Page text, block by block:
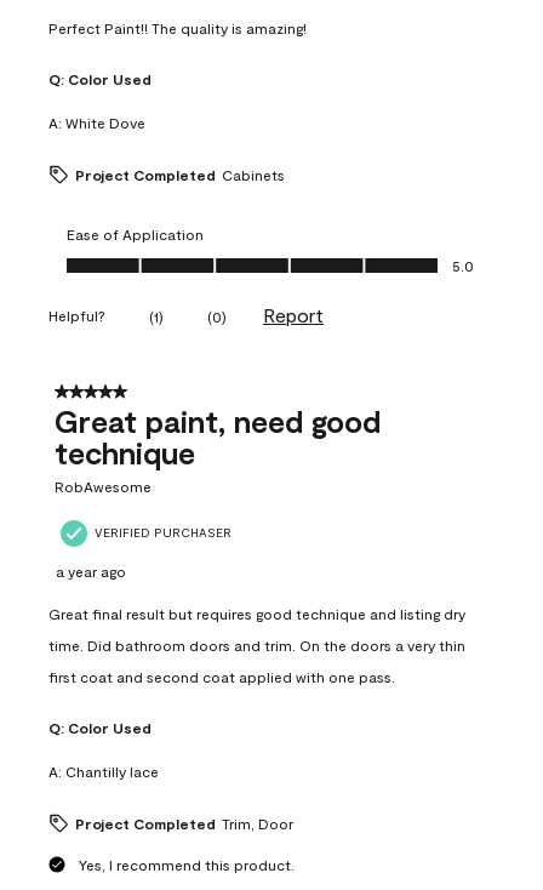
Perfect Paint!! The quality is amazing!
Q: Color Used
A: White Dove
Project Completed Cabinets
Ease of Application
Ease of Application, 5.0 out of 5
5.0
Helpful? (1) (0) Report
5 out of 5 stars.
Great paint, need good
technique
RobAwesome
VERIFIED PURCHASER
a year ago
Great final result but requires good technique and listing dry
time. Did bathroom doors and trim. On the doors a very thin
first coat and second coat applied with one pass.
Q: Color Used
A: Chantilly lace
Project Completed Trim, Door
Yes, I recommend this product.